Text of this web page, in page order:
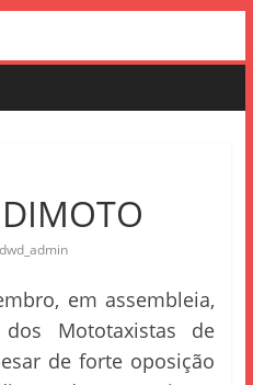
dwd_admin
em assembleia,
Mototaxistas de
de forte oposição